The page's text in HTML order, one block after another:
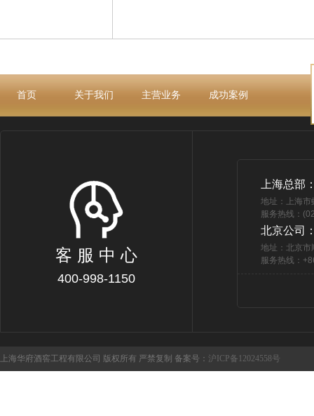
首页 关于我们 主营业务 成功案例
客 服 中 心
400-998-1150
上海总部
地址：上海
服务热线：
北京公司
地址：北京市
服务热线：
上海华府酒窖工程有限公司 版权所有 严禁复制 备案号： 沪ICP备12024558号